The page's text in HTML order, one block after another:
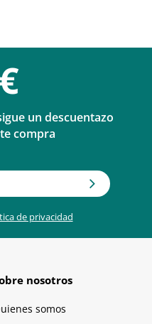
un descuentazo
compra
de privacidad
nosotros
somos